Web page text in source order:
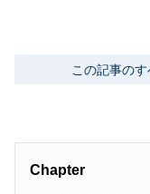
この記事のす
Chapter